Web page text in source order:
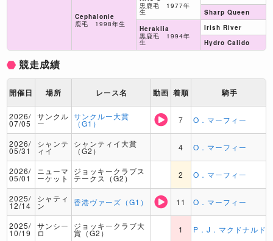
Cephalonie
鹿毛 1998年生
黒鹿毛 1977年
生
Heraklia
黒鹿毛 1994年
生
Sharp Queen
Irish River
Hydro Calido
競走成績
開催日 場所 レース名 動画 着順 騎手
2026/
07/05
サンクル
ー
サンクルー大賞
（G1） 7 O．マーフィー
2026/
05/31
シャンテ
ィイ
シャンティイ大賞
（G2） 4 O．マーフィー
2026/
05/01
ニューマ
ーケット
ジョッキークラブス
テークス（G2） 2 O．マーフィー
2025/
12/14
シャティ
ン 香港ヴァーズ（G1） 11 O．マーフィー
2025/
10/19
サンシー
ロ
ジョッキークラブ大
賞（G2） 1 P．J．マクドナルド